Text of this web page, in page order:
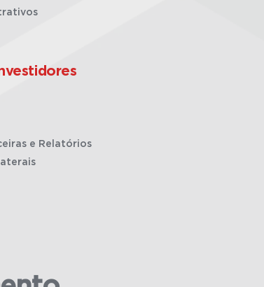
e Relatórios